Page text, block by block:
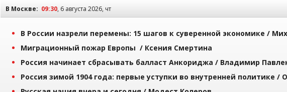
В Москве: 09:30, 6 августа 2026, чт
В России назрели перемены: 15 шагов к суверенной экономике /
Миграционный пожар Европы / Ксения Смертина
Россия начинает сбрасывать балласт Анкориджа / Владимир
Россия зимой 1904 года: первые уступки во внутренней политике /